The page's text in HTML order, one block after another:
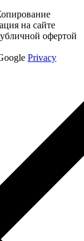
на сайте
офертой
Privacy